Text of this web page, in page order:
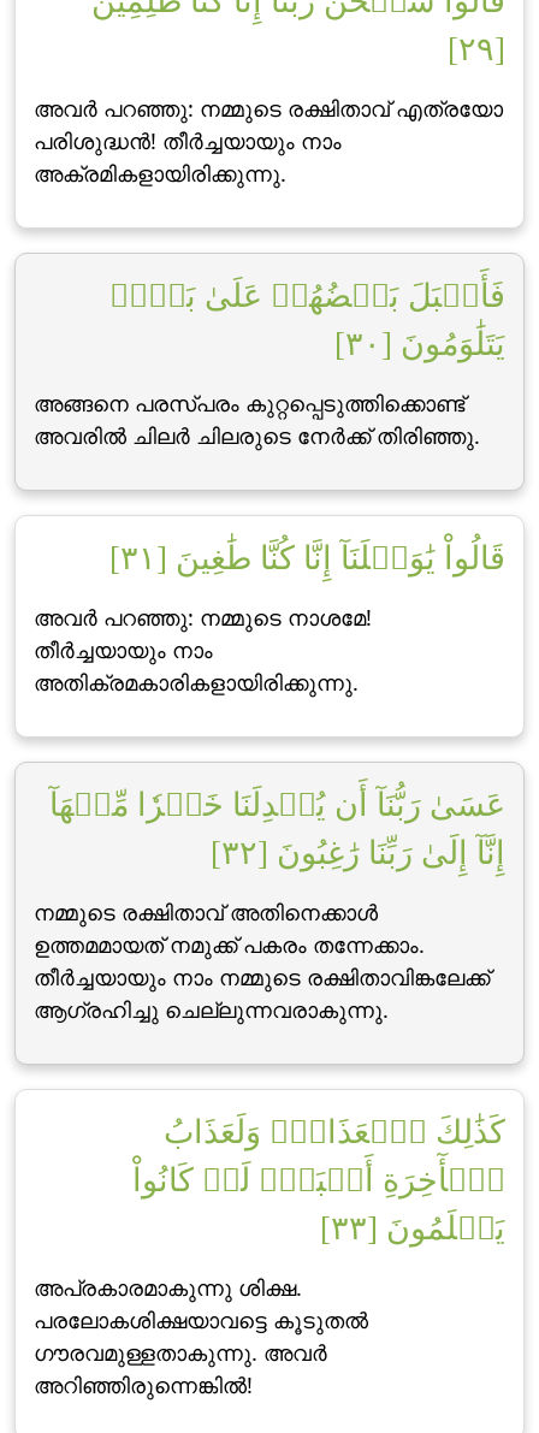
[٢٩]
അവര്‍ പറഞ്ഞു: നമ്മുടെ രക്ഷിതാവ് എത്രയോ
പരിശുദ്ധന്‍! തീര്‍ച്ചയായും നാം
അക്രമികളായിരിക്കുന്നു.
فَأَقۡبَلَ بَعۡضُهُمۡ عَلَىٰ بَعۡضٖ
يَتَلَٰوَمُونَ [٣٠]
അങ്ങനെ പരസ്പരം കുറ്റപ്പെടുത്തിക്കൊണ്ട്
അവരില്‍ ചിലര്‍ ചിലരുടെ നേര്‍ക്ക് തിരിഞ്ഞു.
قَالُواْ يَٰوَيۡلَنَآ إِنَّا كُنَّا طَٰغِينَ [٣١]
അവര്‍ പറഞ്ഞു: നമ്മുടെ നാശമേ!
തീര്‍ച്ചയായും നാം
അതിക്രമകാരികളായിരിക്കുന്നു.
عَسَىٰ رَبُّنَآ أَن يُبۡدِلَنَا خَيۡرٗا مِّنۡهَآ
إِنَّآ إِلَىٰ رَبِّنَا رَٰغِبُونَ [٣٢]
നമ്മുടെ രക്ഷിതാവ് അതിനെക്കാള്‍
ഉത്തമമായത് നമുക്ക് പകരം തന്നേക്കാം.
തീര്‍ച്ചയായും നാം നമ്മുടെ രക്ഷിതാവിങ്കലേക്ക്
ആഗ്രഹിച്ചു ചെല്ലുന്നവരാകുന്നു.
كَذَٰلِكَ ٱلۡعَذَابُۖ وَلَعَذَابُ
ٱلۡأٓخِرَةِ أَكۡبَرُۚ لَوۡ كَانُواْ
يَعۡلَمُونَ [٣٣]
അപ്രകാരമാകുന്നു ശിക്ഷ.
പരലോകശിക്ഷയാവട്ടെ കൂടുതല്‍
ഗൗരവമുള്ളതാകുന്നു. അവര്‍
അറിഞ്ഞിരുന്നെങ്കില്‍!